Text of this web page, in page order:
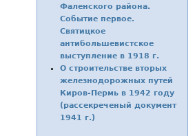
Фаленского района.
Событие первое.
Святицкое
антибольшевистское
выступление в 1918 г.
О строительстве вторых
железнодорожных путей
Киров-Пермь в 1942 году
(рассекреченый документ
1941 г.)